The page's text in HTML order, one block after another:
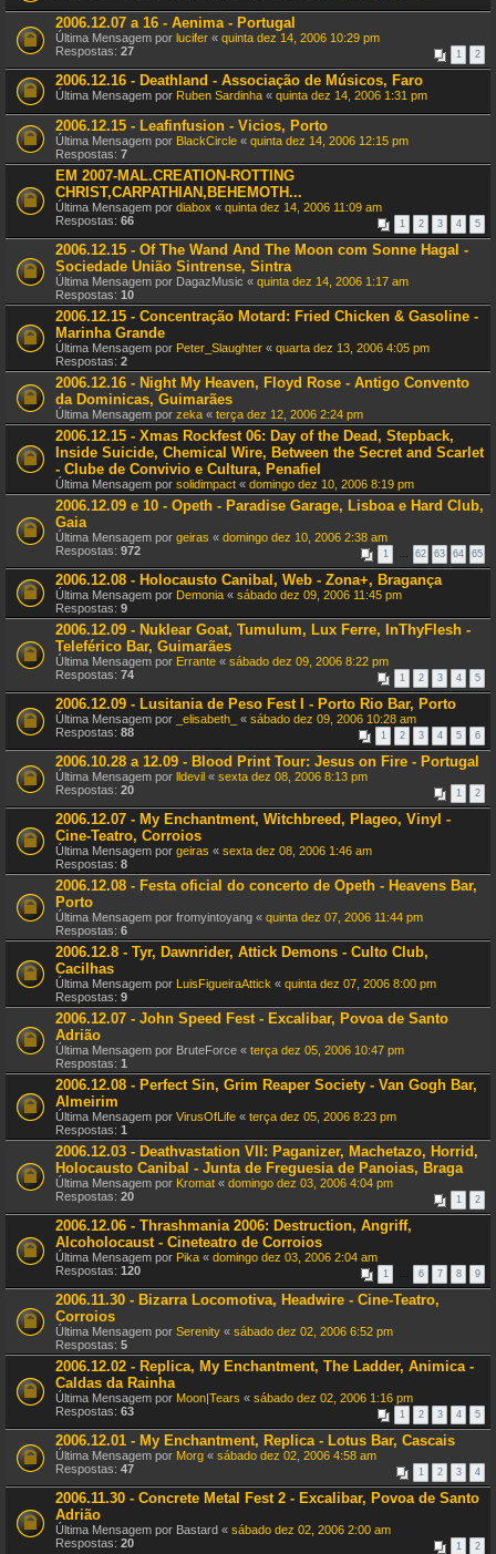
2006.12.07 a 16 - Aenima - Portugal
Última Mensagem por lucifer « quinta dez 14, 2006 10:29 pm
Respostas: 27 1 2
2006.12.16 - Deathland - Associação de Músicos, Faro
Última Mensagem por Ruben Sardinha « quinta dez 14, 2006 1:31 pm
2006.12.15 - Leafinfusion - Vicios, Porto
Última Mensagem por BlackCircle « quinta dez 14, 2006 12:15 pm
Respostas: 7
EM 2007-MAL.CREATION-ROTTING
CHRIST,CARPATHIAN,BEHEMOTH...
Última Mensagem por diabox « quinta dez 14, 2006 11:09 am
Respostas: 66 1 2 3 4 5
2006.12.15 - Of The Wand And The Moon com Sonne Hagal -
Sociedade União Sintrense, Sintra
Última Mensagem por DagazMusic « quinta dez 14, 2006 1:17 am
Respostas: 10
2006.12.15 - Concentração Motard: Fried Chicken & Gasoline -
Marinha Grande
Última Mensagem por Peter_Slaughter « quarta dez 13, 2006 4:05 pm
Respostas: 2
2006.12.16 - Night My Heaven, Floyd Rose - Antigo Convento
da Dominicas, Guimarães
Última Mensagem por zeka « terça dez 12, 2006 2:24 pm
2006.12.15 - Xmas Rockfest 06: Day of the Dead, Stepback,
Inside Suicide, Chemical Wire, Between the Secret and Scarlet
- Clube de Convivio e Cultura, Penafiel
Última Mensagem por solidimpact « domingo dez 10, 2006 8:19 pm
2006.12.09 e 10 - Opeth - Paradise Garage, Lisboa e Hard Club,
Gaia
Última Mensagem por geiras « domingo dez 10, 2006 2:38 am
Respostas: 972 1 … 62 63 64 65
2006.12.08 - Holocausto Canibal, Web - Zona+, Bragança
Última Mensagem por Demonia « sábado dez 09, 2006 11:45 pm
Respostas: 9
2006.12.09 - Nuklear Goat, Tumulum, Lux Ferre, InThyFlesh -
Teleférico Bar, Guimarães
Última Mensagem por Errante « sábado dez 09, 2006 8:22 pm
Respostas: 74 1 2 3 4 5
2006.12.09 - Lusitania de Peso Fest I - Porto Rio Bar, Porto
Última Mensagem por _elisabeth_ « sábado dez 09, 2006 10:28 am
Respostas: 88 1 2 3 4 5 6
2006.10.28 a 12.09 - Blood Print Tour: Jesus on Fire - Portugal
Última Mensagem por lldevil « sexta dez 08, 2006 8:13 pm
Respostas: 20 1 2
2006.12.07 - My Enchantment, Witchbreed, Plageo, Vinyl -
Cine-Teatro, Corroios
Última Mensagem por geiras « sexta dez 08, 2006 1:46 am
Respostas: 8
2006.12.08 - Festa oficial do concerto de Opeth - Heavens Bar,
Porto
Última Mensagem por fromyintoyang « quinta dez 07, 2006 11:44 pm
Respostas: 6
2006.12.8 - Tyr, Dawnrider, Attick Demons - Culto Club,
Cacilhas
Última Mensagem por LuisFigueiraAttick « quinta dez 07, 2006 8:00 pm
Respostas: 9
2006.12.07 - John Speed Fest - Excalibar, Povoa de Santo
Adrião
Última Mensagem por BruteForce « terça dez 05, 2006 10:47 pm
Respostas: 1
2006.12.08 - Perfect Sin, Grim Reaper Society - Van Gogh Bar,
Almeirim
Última Mensagem por VirusOfLife « terça dez 05, 2006 8:23 pm
Respostas: 1
2006.12.03 - Deathvastation VII: Paganizer, Machetazo, Horrid,
Holocausto Canibal - Junta de Freguesia de Panoias, Braga
Última Mensagem por Kromat « domingo dez 03, 2006 4:04 pm
Respostas: 20 1 2
2006.12.06 - Thrashmania 2006: Destruction, Angriff,
Alcoholocaust - Cineteatro de Corroios
Última Mensagem por Pika « domingo dez 03, 2006 2:04 am
Respostas: 120 1 … 6 7 8 9
2006.11.30 - Bizarra Locomotiva, Headwire - Cine-Teatro,
Corroios
Última Mensagem por Serenity « sábado dez 02, 2006 6:52 pm
Respostas: 5
2006.12.02 - Replica, My Enchantment, The Ladder, Animica -
Caldas da Rainha
Última Mensagem por Moon|Tears « sábado dez 02, 2006 1:16 pm
Respostas: 63 1 2 3 4 5
2006.12.01 - My Enchantment, Replica - Lotus Bar, Cascais
Última Mensagem por Morg « sábado dez 02, 2006 4:58 am
Respostas: 47 1 2 3 4
2006.11.30 - Concrete Metal Fest 2 - Excalibar, Povoa de Santo
Adrião
Última Mensagem por Bastard « sábado dez 02, 2006 2:00 am
Respostas: 20 1 2